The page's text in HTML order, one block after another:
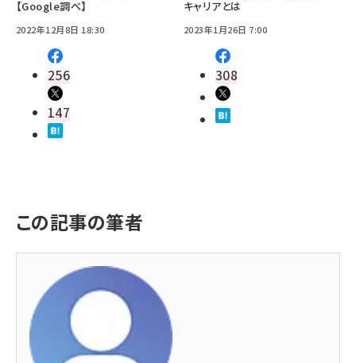
【Google調べ】
2022年12月8日 18:30
256
147
キャリアとは
2023年1月26日 7:00
308
この記事の筆者